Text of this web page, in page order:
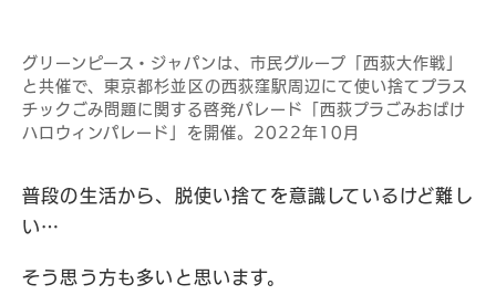
グリーンピース・ジャパンは、市民グループ「西荻大作戦」
と共催で、東京都杉並区の西荻窪駅周辺にて使い捨てプラス
チックごみ問題に関する啓発パレード「西荻プラごみおばけ
ハロウィンパレード」を開催。2022年10月
普段の生活から、脱使い捨てを意識しているけど難し
い…
そう思う方も多いと思います。